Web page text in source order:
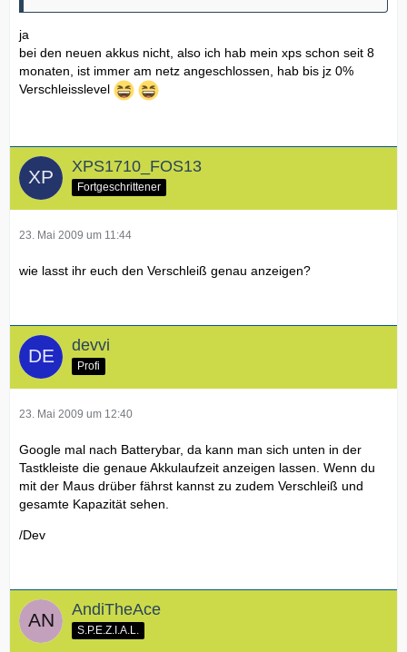
ja
bei den neuen akkus nicht, also ich hab mein xps schon seit 8
monaten, ist immer am netz angeschlossen, hab bis jz 0%
Verschleisslevel
XPS1710_FOS13
Fortgeschrittener
23. Mai 2009 um 11:44
wie lasst ihr euch den Verschleiß genau anzeigen?
devvi
Profi
23. Mai 2009 um 12:40
Google mal nach Batterybar, da kann man sich unten in der
Tastkleiste die genaue Akkulaufzeit anzeigen lassen. Wenn du
mit der Maus drüber fährst kannst zu zudem Verschleiß und
gesamte Kapazität sehen.
/Dev
AndiTheAce
S.P.E.Z.I.A.L.